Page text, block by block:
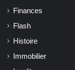
Finances
Flash
Histoire
Immobilier